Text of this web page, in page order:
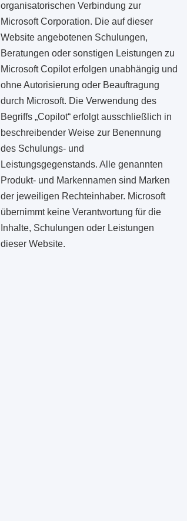
organisatorischen Verbindung zur
Microsoft Corporation. Die auf dieser
Website angebotenen Schulungen,
Beratungen oder sonstigen Leistungen zu
Microsoft Copilot erfolgen unabhängig und
ohne Autorisierung oder Beauftragung
durch Microsoft. Die Verwendung des
Begriffs „Copilot“ erfolgt ausschließlich in
beschreibender Weise zur Benennung
des Schulungs- und
Leistungsgegenstands. Alle genannten
Produkt- und Markennamen sind Marken
der jeweiligen Rechteinhaber. Microsoft
übernimmt keine Verantwortung für die
Inhalte, Schulungen oder Leistungen
dieser Website.